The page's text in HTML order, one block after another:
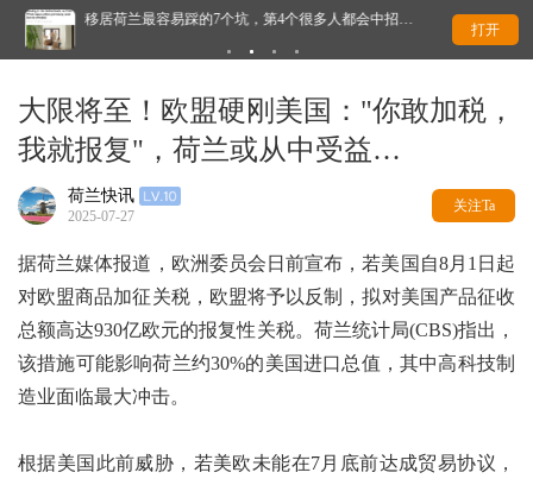
移居荷兰最容易踩的7个坑，第4个很多人都会中招… 荷
打开
大限将至！欧盟硬刚美国："你敢加税，
我就报复"，荷兰或从中受益…
荷兰快讯
2025-07-27
关注Ta
据荷兰媒体报道，欧洲委员会日前宣布，若美国自8月1日起
对欧盟商品加征关税，欧盟将予以反制，拟对美国产品征收
总额高达930亿欧元的报复性关税。荷兰统计局(CBS)指出，
该措施可能影响荷兰约30%的美国进口总值，其中高科技制
造业面临最大冲击。
根据美国此前威胁，若美欧未能在7月底前达成贸易协议，